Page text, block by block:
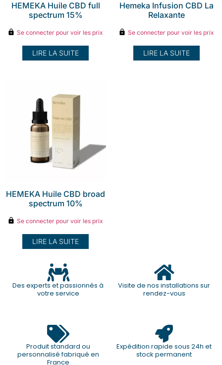
HEMEKA Huile CBD full
spectrum 15%
Se connecter pour voir les prix
LIRE LA SUITE
Hemeka Infusion CBD La
Relaxante
Se connecter pour voir les prix
LIRE LA SUITE
HEMEKA Huile CBD broad
spectrum 10%
Se connecter pour voir les prix
LIRE LA SUITE
Des experts et passionnés à
votre service
Visite de nos installations sur
rendez-vous
Produit standard ou
personnalisé fabriqué en
France
Expédition rapide sous 24h et
stock permanent